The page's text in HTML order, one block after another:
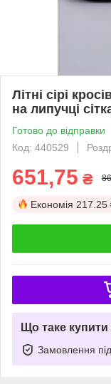
Літні сірі
на липучці
Готово до відправки
Код: 440529
651,75 ₴
Економія 217.25
Що таке
Замовлення